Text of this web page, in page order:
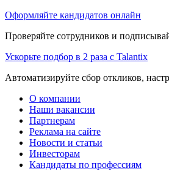
Оформляйте кандидатов онлайн
Проверяйте сотрудников и
Ускорьте подбор в 2 раза с Talantix
Автоматизируйте сбор откликов,
О компании
Наши вакансии
Партнерам
Реклама на сайте
Новости и статьи
Инвесторам
Кандидаты по профессиям